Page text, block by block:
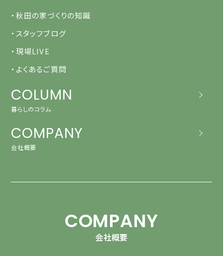
・秋田の家づくりの知識
・スタッフブログ
・現場LIVE
・よくあるご質問
COLUMN
暮らしのコラム
COMPANY
会社概要
COMPANY
会社概要